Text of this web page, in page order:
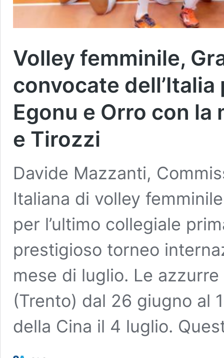
Volley femminile,
convocate
Egonu e Orro con
e Tirozzi
Davide Mazzanti,
Italiana di volley
per l’ultimo collegiale
prestigioso torneo
mese di luglio. Le
(Trento) dal 26 giugno al
della Cina il 4 luglio.